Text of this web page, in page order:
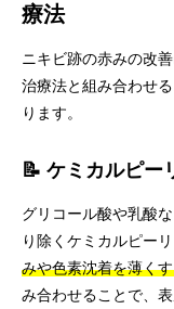
療法
ニキビ跡の赤みの改
治療法と組み合わせ
ります。
📝 ケミカルピー
グリコール酸や乳酸
り除くケミカルピーリ
みや色素沈着を薄く
み合わせることで、